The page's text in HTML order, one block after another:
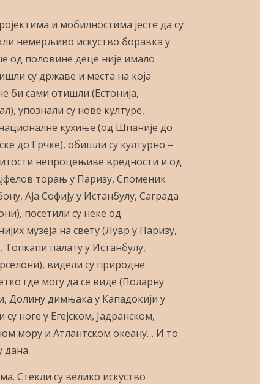
и мобилностима јесте да су
немерљиво искуство боравка у
од половине деце није имало
су државе и места на која
би сами отишли (Естонија,
упознали су нове културе,
националне кухиње (од Шпаније до
до Грчке), обишли су културно –
непроцењиве вредности и од
торањ у Паризу, Споменик
Аја Софију у Истанбулу, Саграда
посетили су неке од
музеја на свету (Лувр у Паризу,
Топкапи палату у Истанбулу,
видели су природне
где могу да се виде (Поларну
Долину димњака у Кападокији у
су ноге у Егејском, Јадранском,
мору и Атлантском океану… И то
дана.
Стекли су велико искуство